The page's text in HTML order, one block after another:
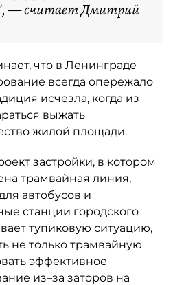
— считает Дмитрий
что в Ленинграде
всегда опережало
исчезла, когда из
выжать
жилой площади.
застройки, в котором
трамвайная линия,
автобусов и
станции городского
тупиковую ситуацию,
не только трамвайную
эффективное
из–за заторов на